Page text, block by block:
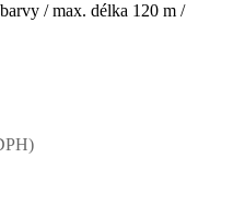
/ max. délka 120 m /